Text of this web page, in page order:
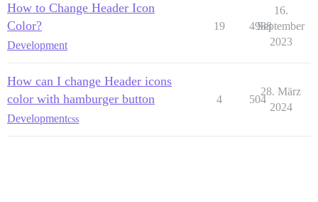
How to Change Header Icon
Color?
Development
19 4988
16.
September
2023
How can I change Header icons
color with hamburger button
Developmentcss
4 504
28. März
2024